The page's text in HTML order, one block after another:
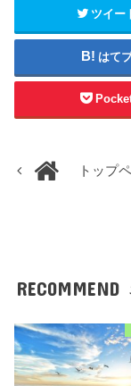
ツイー
はて
トップ
RECOMMEND